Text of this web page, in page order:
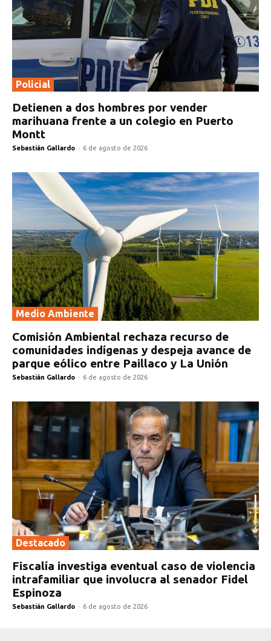
Policial
Detienen a dos hombres por vender
marihuana frente a un colegio en Puerto
Montt
Sebastián Gallardo - 6 de agosto de 2026
Medio Ambiente
Comisión Ambiental rechaza recurso de
comunidades indígenas y despeja avance de
parque eólico entre Paillaco y La Unión
Sebastián Gallardo - 6 de agosto de 2026
Destacado
Fiscalía investiga eventual caso de violencia
intrafamiliar que involucra al senador Fidel
Espinoza
Sebastián Gallardo - 6 de agosto de 2026